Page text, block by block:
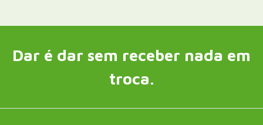
Dar é dar sem receber nada em
troca.